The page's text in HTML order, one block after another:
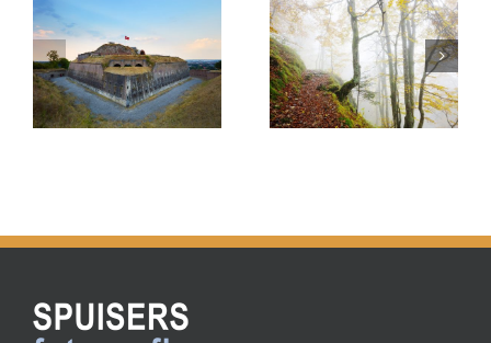
Le Rouge Gazon in de
mist
Auto fotografie uit de
oude doos